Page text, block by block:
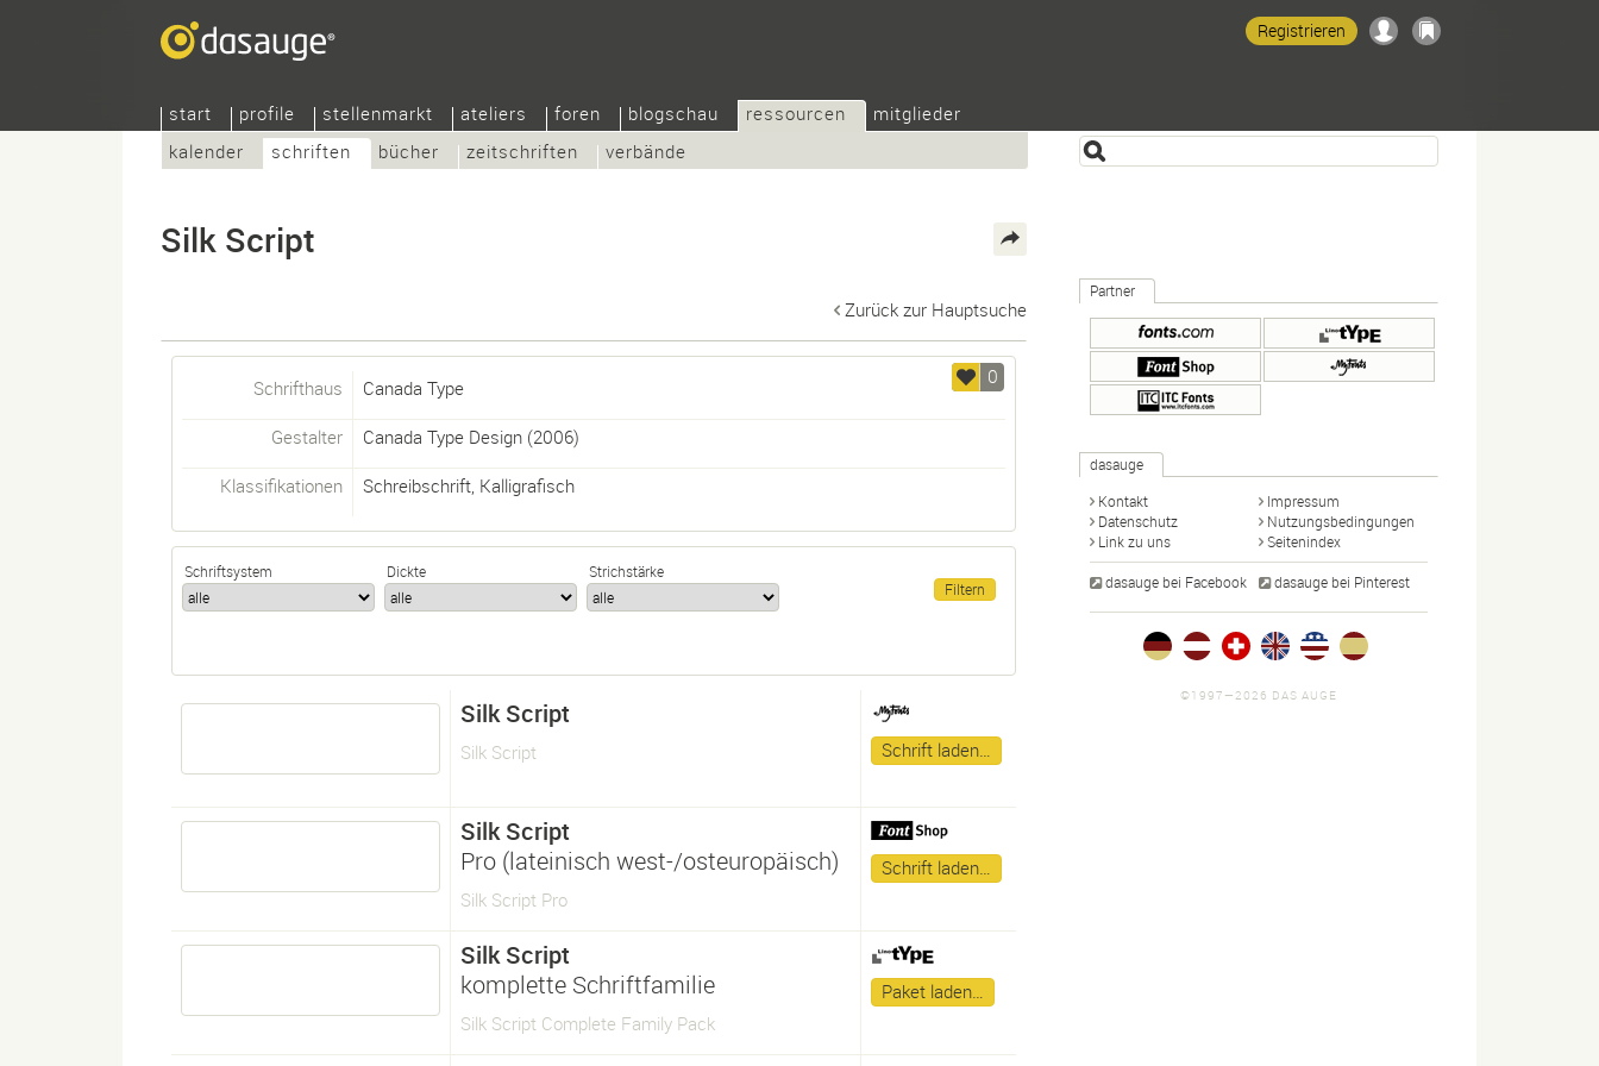
start profile stellenmarkt ateliers foren blogschau
ressourcen
kalender
schriften bücher zeitschriften verbände
mitglieder
Registrieren
Silk Script
Zurück zur Hauptsuche
0
Schrifthaus Canada Type
Gestalter Canada Type Design(2006)
Klassifikationen Schreibschrift, Kalligrafisch
Schriftsystem Dickte Strichstärke
Silk Script
Silk Script Schrift laden…
Silk Script
Pro (lateinisch west-/osteuropäisch)
Silk Script Pro
Schrift laden…
Silk Script
komplette Schriftfamilie
Silk Script Complete Family Pack
Paket laden…
Partner
dasauge
Kontakt
Impressum
Datenschutz
Nutzungsbedingungen
Link zu uns
Seitenindex
dasauge bei Facebook dasauge bei Pinterest
©1997—2026 DAS AUGE